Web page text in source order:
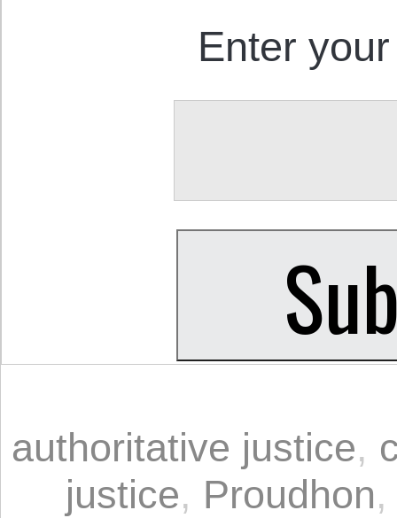
Enter
authoritative justice,
justice, Proudhon